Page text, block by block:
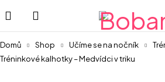
Domů Shop Učíme se na nočník
Tréninkové kalhotky – Medvídci v triku